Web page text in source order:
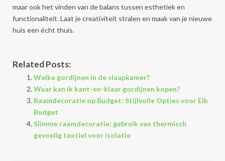
maar ook het vinden van de balans tussen esthetiek en
functionaliteit. Laat je creativiteit stralen en maak van je nieuwe
huis een écht thuis.
Related Posts:
Welke gordijnen in de slaapkamer?
Waar kan ik kant-en-klaar gordijnen kopen?
Raamdecoratie op Budget: Stijlvolle Opties voor Elk
Budget
Slimme raamdecoratie: gebruik van thermisch
gevoelig textiel voor isolatie